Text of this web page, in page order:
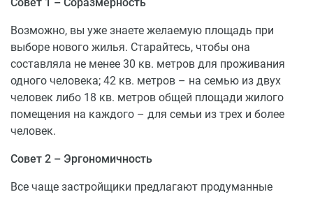
Возможно, вы уже знаете желаемую площадь при
выборе нового жилья. Старайтесь, чтобы она
составляла не менее 30 кв. метров для проживания
одного человека; 42 кв. метров – на семью из двух
человек либо 18 кв. метров общей площади жилого
помещения на каждого – для семьи из трех и более
человек.
Совет 2 – Эргономичность
Все чаще застройщики предлагают продуманные